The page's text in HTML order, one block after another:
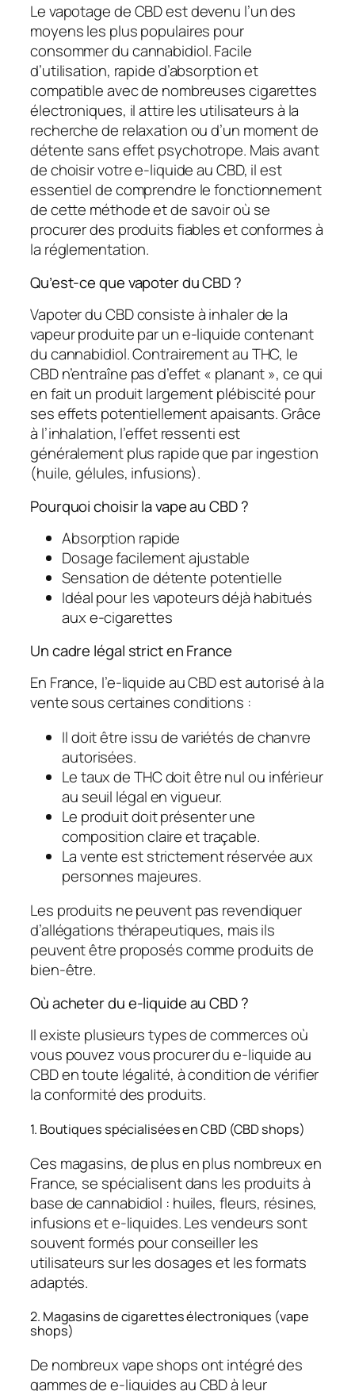
Le vapotage de CBD est devenu l’un des
moyens les plus populaires pour
consommer du cannabidiol. Facile
d’utilisation, rapide d’absorption et
compatible avec de nombreuses cigarettes
électroniques, il attire les utilisateurs à la
recherche de relaxation ou d’un moment de
détente sans effet psychotrope. Mais avant
de choisir votre e-liquide au CBD, il est
essentiel de comprendre le fonctionnement
de cette méthode et de savoir où se
procurer des produits fiables et conformes à
la réglementation.
Qu’est-ce que vapoter du CBD ?
Vapoter du CBD consiste à inhaler de la
vapeur produite par un e-liquide contenant
du cannabidiol. Contrairement au THC, le
CBD n’entraîne pas d’effet « planant », ce qui
en fait un produit largement plébiscité pour
ses effets potentiellement apaisants. Grâce
à l’inhalation, l’effet ressenti est
généralement plus rapide que par ingestion
(huile, gélules, infusions).
Pourquoi choisir la vape au CBD ?
Absorption rapide
Dosage facilement ajustable
Sensation de détente potentielle
Idéal pour les vapoteurs déjà habitués
aux e-cigarettes
Un cadre légal strict en France
En France, l’e-liquide au CBD est autorisé à la
vente sous certaines conditions :
Il doit être issu de variétés de chanvre
autorisées.
Le taux de THC doit être nul ou inférieur
au seuil légal en vigueur.
Le produit doit présenter une
composition claire et traçable.
La vente est strictement réservée aux
personnes majeures.
Les produits ne peuvent pas revendiquer
d’allégations thérapeutiques, mais ils
peuvent être proposés comme produits de
bien-être.
Où acheter du e-liquide au CBD ?
Il existe plusieurs types de commerces où
vous pouvez vous procurer du e-liquide au
CBD en toute légalité, à condition de vérifier
la conformité des produits.
1. Boutiques spécialisées en CBD (CBD shops)
Ces magasins, de plus en plus nombreux en
France, se spécialisent dans les produits à
base de cannabidiol : huiles, fleurs, résines,
infusions et e-liquides. Les vendeurs sont
souvent formés pour conseiller les
utilisateurs sur les dosages et les formats
adaptés.
2. Magasins de cigarettes électroniques (vape
shops)
De nombreux vape shops ont intégré des
gammes de e-liquides au CBD à leur